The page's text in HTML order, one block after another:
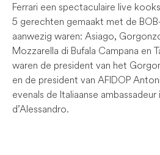
Ferrari een spectaculaire live
5 gerechten gemaakt met de
aanwezig waren: Asiago,
Mozzarella di Bufala Campana en
waren de president van het
en de president van AFIDOP
evenals de Italiaanse ambassadeur
d’Alessandro.